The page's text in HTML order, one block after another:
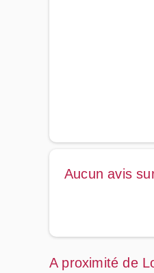
Aucun avis
A proximité de